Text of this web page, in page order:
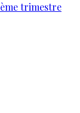
trimestre